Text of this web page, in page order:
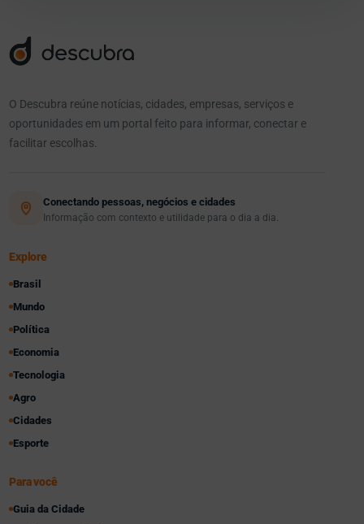
O Descubra reúne notícias, cidades, empresas, serviços e
oportunidades em um portal feito para informar, conectar e
facilitar escolhas.
Conectando pessoas, negócios e cidades
Informação com contexto e utilidade para o dia a dia.
Explore
Brasil
Mundo
Política
Economia
Tecnologia
Agro
Cidades
Esporte
Para você
Guia da Cidade